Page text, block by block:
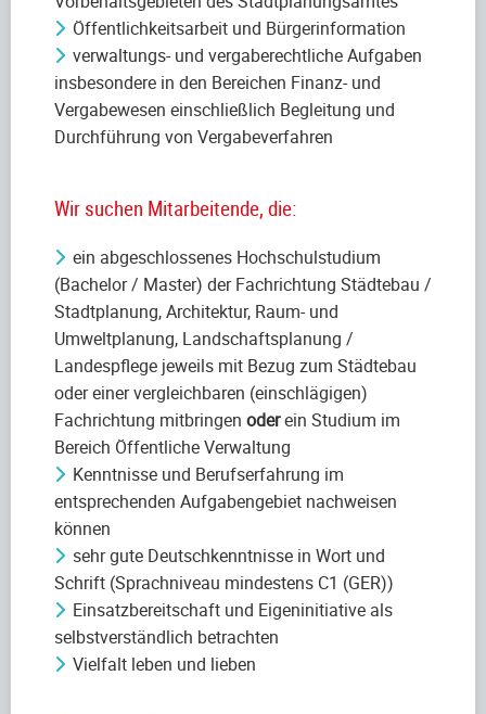
Öffentlichkeitsarbeit und Bürgerinformation
verwaltungs- und vergaberechtliche Aufgaben
insbesondere in den Bereichen Finanz- und
Vergabewesen einschließlich Begleitung und
Durchführung von Vergabeverfahren
Wir suchen Mitarbeitende, die:
ein abgeschlossenes Hochschulstudium
(Bachelor / Master) der Fachrichtung Städtebau /
Stadtplanung, Architektur, Raum- und
Umweltplanung, Landschaftsplanung /
Landespflege jeweils mit Bezug zum Städtebau
oder einer vergleichbaren (einschlägigen)
Fachrichtung mitbringen oderein Studium im
Bereich Öffentliche Verwaltung
Kenntnisse und Berufserfahrung im
entsprechenden Aufgabengebiet nachweisen
können
sehr gute Deutschkenntnisse in Wort und
Schrift (Sprachniveau mindestens C1 (GER))
Einsatzbereitschaft und Eigeninitiative als
selbstverständlich betrachten
Vielfalt leben und lieben